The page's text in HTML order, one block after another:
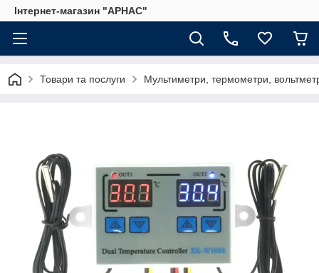
Інтернет-магазин "АРНАС"
Товари та послуги Мультиметри, термометри,